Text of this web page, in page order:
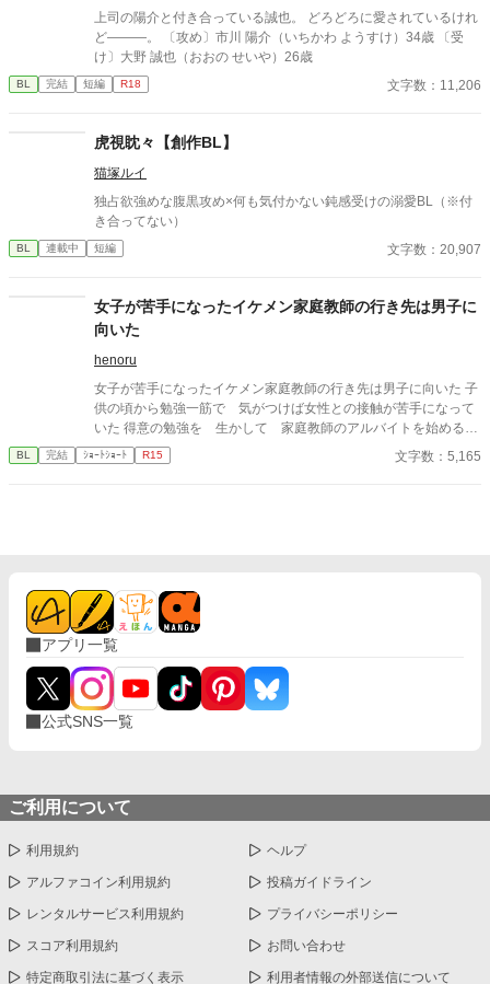
上司の陽介と付き合っている誠也。 どろどろに愛されているけれ
ど―――。 〔攻め〕市川 陽介（いちかわ ようすけ）34歳 〔受
け〕大野 誠也（おおの せいや）26歳
BL 完結 短編 R18 文字数：11,206
虎視眈々【創作BL】
猫塚ルイ
独占欲強めな腹黒攻め×何も気付かない鈍感受けの溺愛BL（※付
き合ってない）
BL 連載中 短編 文字数：20,907
女子が苦手になったイケメン家庭教師の行き先は男子に
向いた
henoru
女子が苦手になったイケメン家庭教師の行き先は男子に向いた 子
供の頃から勉強一筋で 気がつけば女性との接触が苦手になって
いた 得意の勉強を 生かして 家庭教師のアルバイトを始める
性の吐口は-----
BL 完結 ｼｮｰﾄｼｮｰﾄ R15 文字数：5,165
アプリ一覧
公式SNS一覧
ご利用について
利用規約 ヘルプ
アルファコイン利用規約 投稿ガイドライン
レンタルサービス利用規約 プライバシーポリシー
スコア利用規約 お問い合わせ
特定商取引法に基づく表示 利用者情報の外部送信について